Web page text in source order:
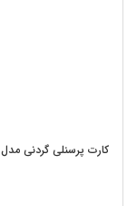
کارت پرسنلی گردنی مدل A6